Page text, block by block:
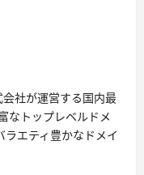
社が運営する国内最
なトップレベルドメ
エティ豊かなドメイ